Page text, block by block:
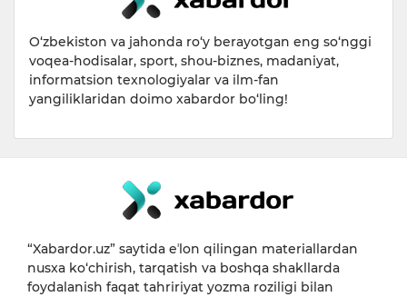
O‘zbekiston va jahonda ro‘y berayotgan eng so‘nggi
voqea-hodisalar, sport, shou-biznes, madaniyat,
informatsion texnologiyalar va ilm-fan
yangiliklaridan doimo xabardor bo‘ling!
“Xabardor.uz” saytida eʼlon qilingan materiallardan
nusxa ko‘chirish, tarqatish va boshqa shakllarda
foydalanish faqat tahririyat yozma roziligi bilan